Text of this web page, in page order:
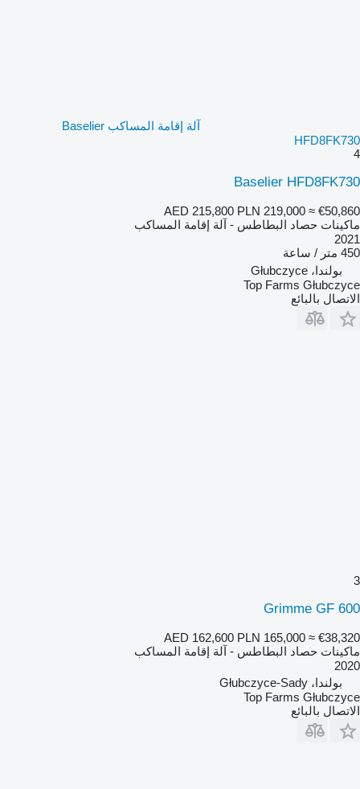
آلة إقامة المساكب Baselier
HFD8FK730
4
Baselier HFD8FK730
AED 215,800 PLN 219,000 ≈ €50,860
ماكينات حصاد البطاطس - آلة إقامة المساكب
2021
450 متر / ساعة
بولندا، Głubczyce
Top Farms Głubczyce
الاتصال بالبائع
3
Grimme GF 600
AED 162,600 PLN 165,000 ≈ €38,320
ماكينات حصاد البطاطس - آلة إقامة المساكب
2020
بولندا، Głubczyce-Sady
Top Farms Głubczyce
الاتصال بالبائع